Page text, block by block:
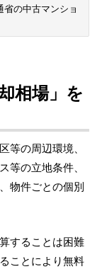
の中古マンショ
相場」を
等の周辺環境、
等の立地条件、
物件ごとの個別
することは困難
ことにより無料